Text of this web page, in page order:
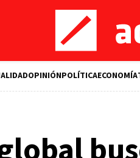
OPINIÓNPOLÍTICAECONOMÍA